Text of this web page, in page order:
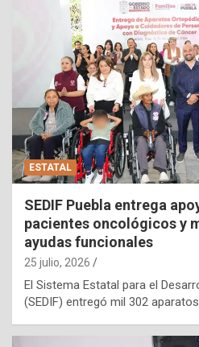
ESTATAL
SEDIF Puebla entrega
pacientes oncológicos y
ayudas funcionales
25 julio, 2026
El Sistema Estatal para el
(SEDIF) entregó mil 302